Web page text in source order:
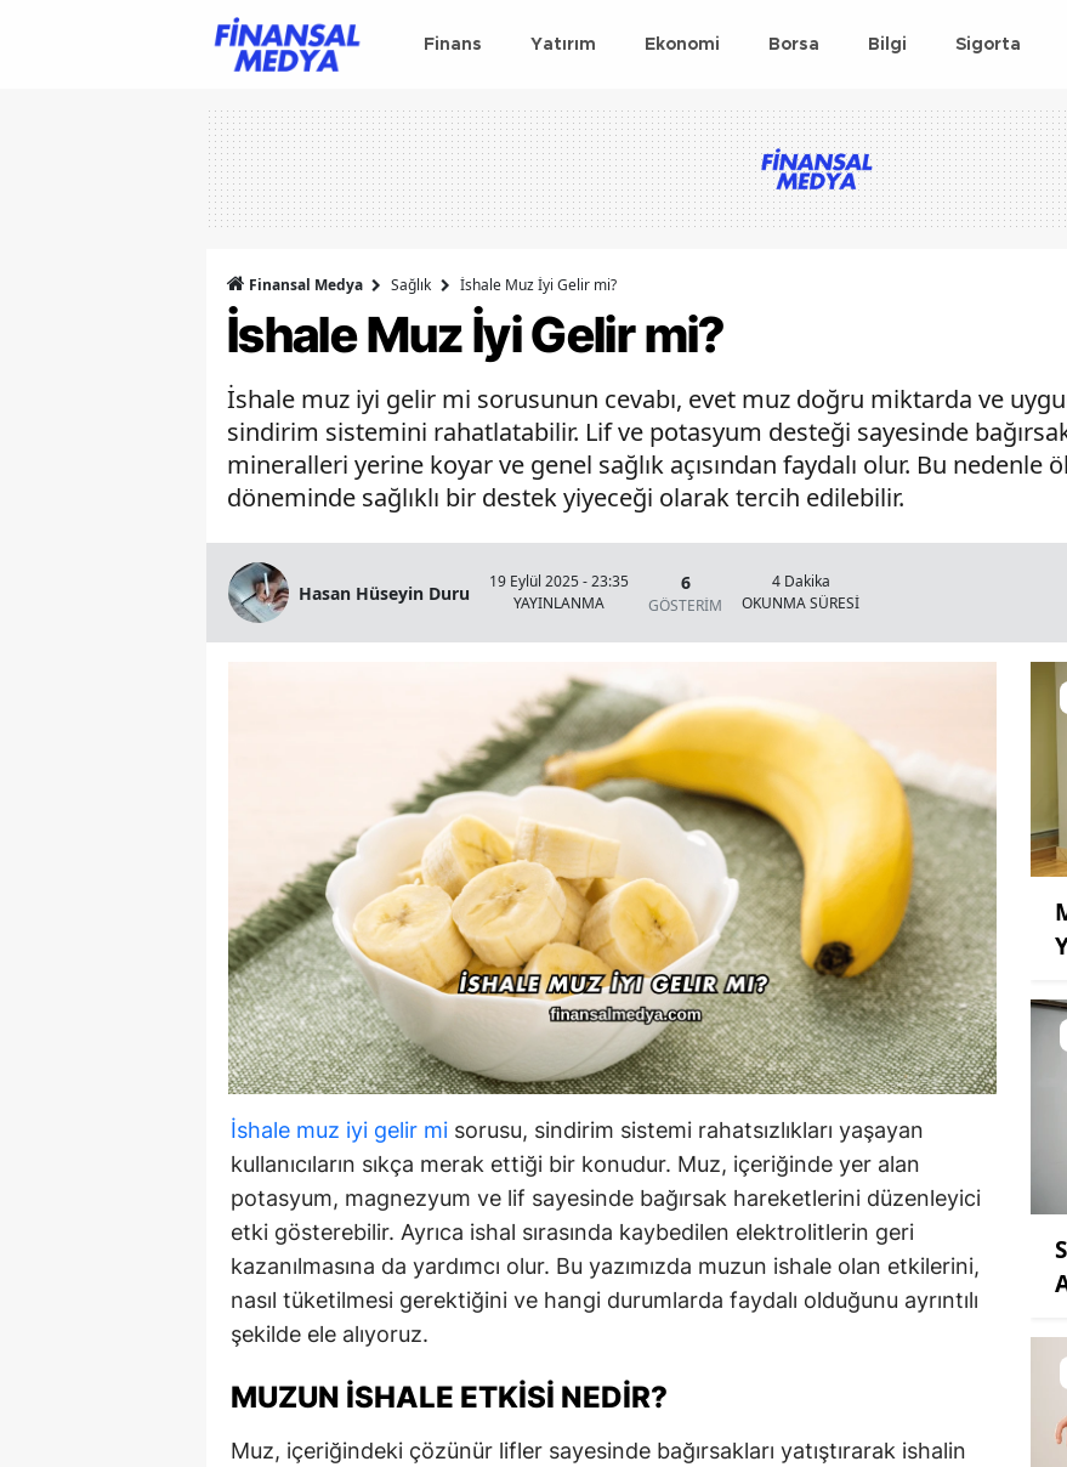
Finans Yatırım Ekonomi Borsa Bilgi Sigorta
Finansal Medya Sağlık İshale Muz İyi Gelir mi?
İshale Muz İyi Gelir mi?
İshale muz iyi gelir mi sorusunun cevabı, evet muz doğru miktarda ve
sindirim sistemini rahatlatabilir. Lif ve potasyum desteği sayesinde
mineralleri yerine koyar ve genel sağlık açısından faydalı olur. Bu nedenle
döneminde sağlıklı bir destek yiyeceği olarak tercih edilebilir.
Hasan Hüseyin Duru
19 Eylül 2025 - 23:35
YAYINLANMA
6
GÖSTERİM
4 Dakika
OKUNMA SÜRESİ
İshale muz iyi gelir mi sorusu, sindirim sistemi rahatsızlıkları yaşayan
kullanıcıların sıkça merak ettiği bir konudur. Muz, içeriğinde yer alan
potasyum, magnezyum ve lif sayesinde bağırsak hareketlerini düzenleyici
etki gösterebilir. Ayrıca ishal sırasında kaybedilen elektrolitlerin geri
kazanılmasına da yardımcı olur. Bu yazımızda muzun ishale olan etkilerini,
nasıl tüketilmesi gerektiğini ve hangi durumlarda faydalı olduğunu ayrıntılı
şekilde ele alıyoruz.
MUZUN İSHALE ETKISI NEDIR?
Muz, içeriğindeki çözünür lifler sayesinde bağırsakları yatıştırarak ishalin